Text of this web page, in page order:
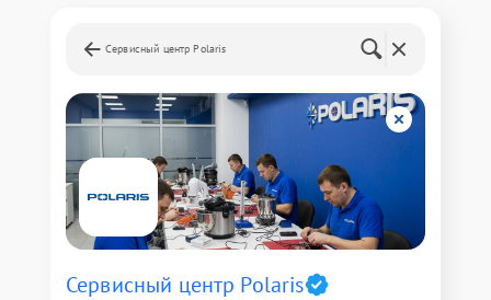
Сервисный центр Polaris
Сервисный центр Polaris